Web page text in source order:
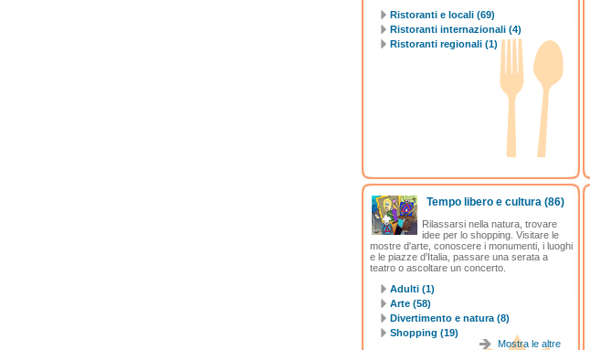
Ristoranti e locali (69)
Ristoranti internazionali (4)
Ristoranti regionali (1)
Tempo libero e cultura(86)
Rilassarsi nella natura, trovare
idee per lo shopping. Visitare le
mostre d'arte, conoscere i monumenti, i luoghi
e le piazze d'Italia, passare una serata a
teatro o ascoltare un concerto.
Adulti (1)
Arte (58)
Divertimento e natura (8)
Shopping (19)
Mostra le altre